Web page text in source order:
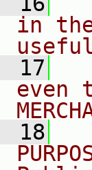
in
17
even
18